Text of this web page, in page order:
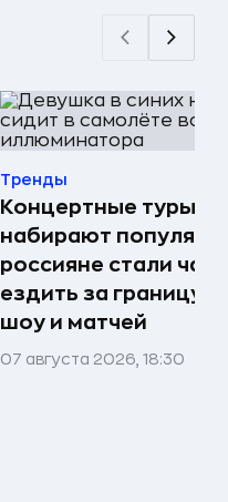
Тренды
Концертные туры
набирают
россияне стали
ездить за границу
шоу и матчей
07 августа 2026, 18:30